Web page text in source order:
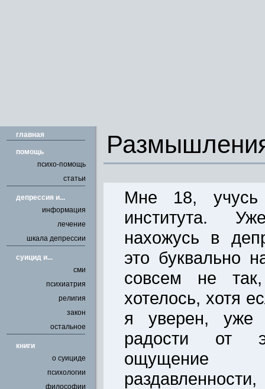
главная
помощь
психо-помощь
статьи
депрессия и...
информация
лечение
шкала депрессии
cуицид и...
сми
психиатрия
религия
закон
остальное
книги
о суициде
психологии
философии
Мне 18, учусь
института.
нахожусь в
это буквально
совсем не
хотелось, хотя
я уверен, уже
радости от
ощущение